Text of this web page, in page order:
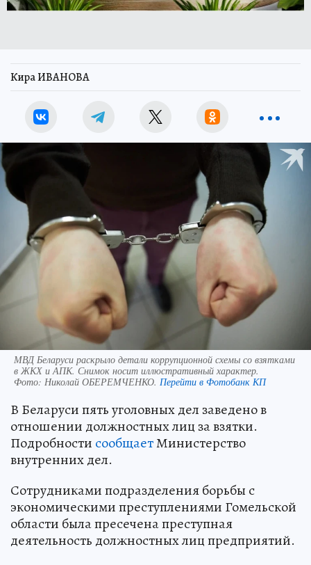
Кира ИВАНОВА
МВД Беларуси раскрыло детали коррупционной схемы со взятками
в ЖКХ и АПК. Снимок носит иллюстративный характер.
Фото: Николай ОБЕРЕМЧЕНКО. Перейти в Фотобанк КП
В Беларуси пять уголовных дел заведено в
отношении должностных лиц за взятки.
Подробности сообщаетМинистерство
внутренних дел.
Сотрудниками подразделения борьбы с
экономическими преступлениями Гомельской
области была пресечена преступная
деятельность должностных лиц предприятий.